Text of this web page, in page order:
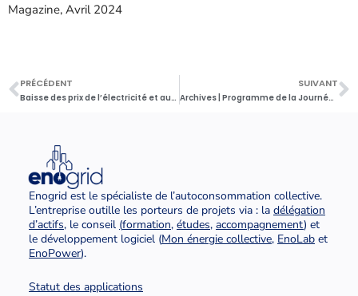
Magazine, Avril 2024
PRÉCÉDENT
Baisse des prix de l’électricité et autoconsommation collective
SUIVANT
Archives | Programme de la Journée de l’autoconsommation collective 2024
Enogrid est le spécialiste de l’autoconsommation collective.
L’entreprise outille les porteurs de projets via : la délégation
d’actifs, le conseil (formation, études, accompagnement) et
le développement logiciel (Mon énergie collective, EnoLab et
EnoPower).
Statut des applications